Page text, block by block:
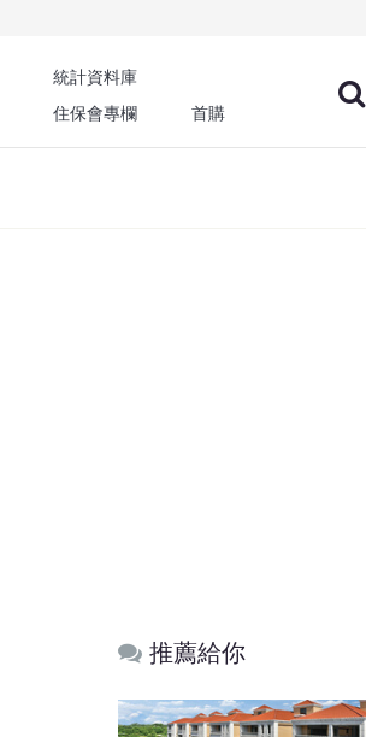
統計資料庫
住保會專欄 首購
推薦給你